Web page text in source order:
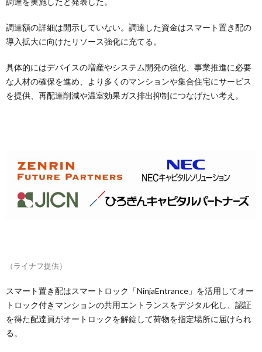
調達額の詳細は開示していない。調達した資金はスマート置き配の
導入拡大に向けたリソース強化に充てる。
具体的にはデバイスの増産やシステム開発の強化、事業推進に必要
な人材の確保を進め、より多くのマンションや集合住宅にサービス
を提供、再配達削減や温室効果ガス排出抑制につなげたい考え。
（ライナフ提供）
スマート置き配はスマートロック「NinjaEntrance」を活用してオー
トロック付きマンションの共用エントランスをデジタル化し、認証
を得た配達員がオートロックを解錠して荷物を指定場所に届けられ
る。